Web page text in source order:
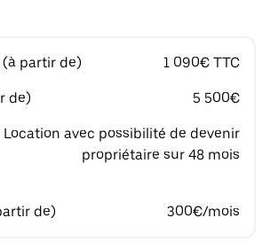
partir de) 1 090€ TTC
de) 5 500€
Location avec possibilité de devenir
propriétaire sur 48 mois
de) 300€/mois